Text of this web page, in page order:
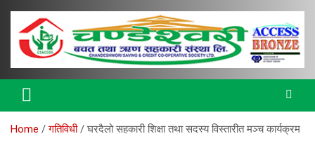
content
Chandeshwori Bulletin
Home गतिविधी घरदैलो सहकारी शिक्षा तथा सदस्य विस्तारीत मञ्च कार्यक्रम